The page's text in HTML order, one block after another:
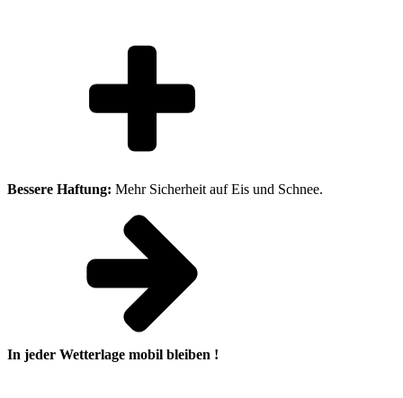
Bessere Haftung: Mehr Sicherheit auf Eis und Schnee.
In jeder Wetterlage mobil bleiben !